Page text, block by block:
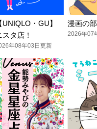
UNIQLO・GU】
スタ店！
年08年03日更新
漫画の
2026年07